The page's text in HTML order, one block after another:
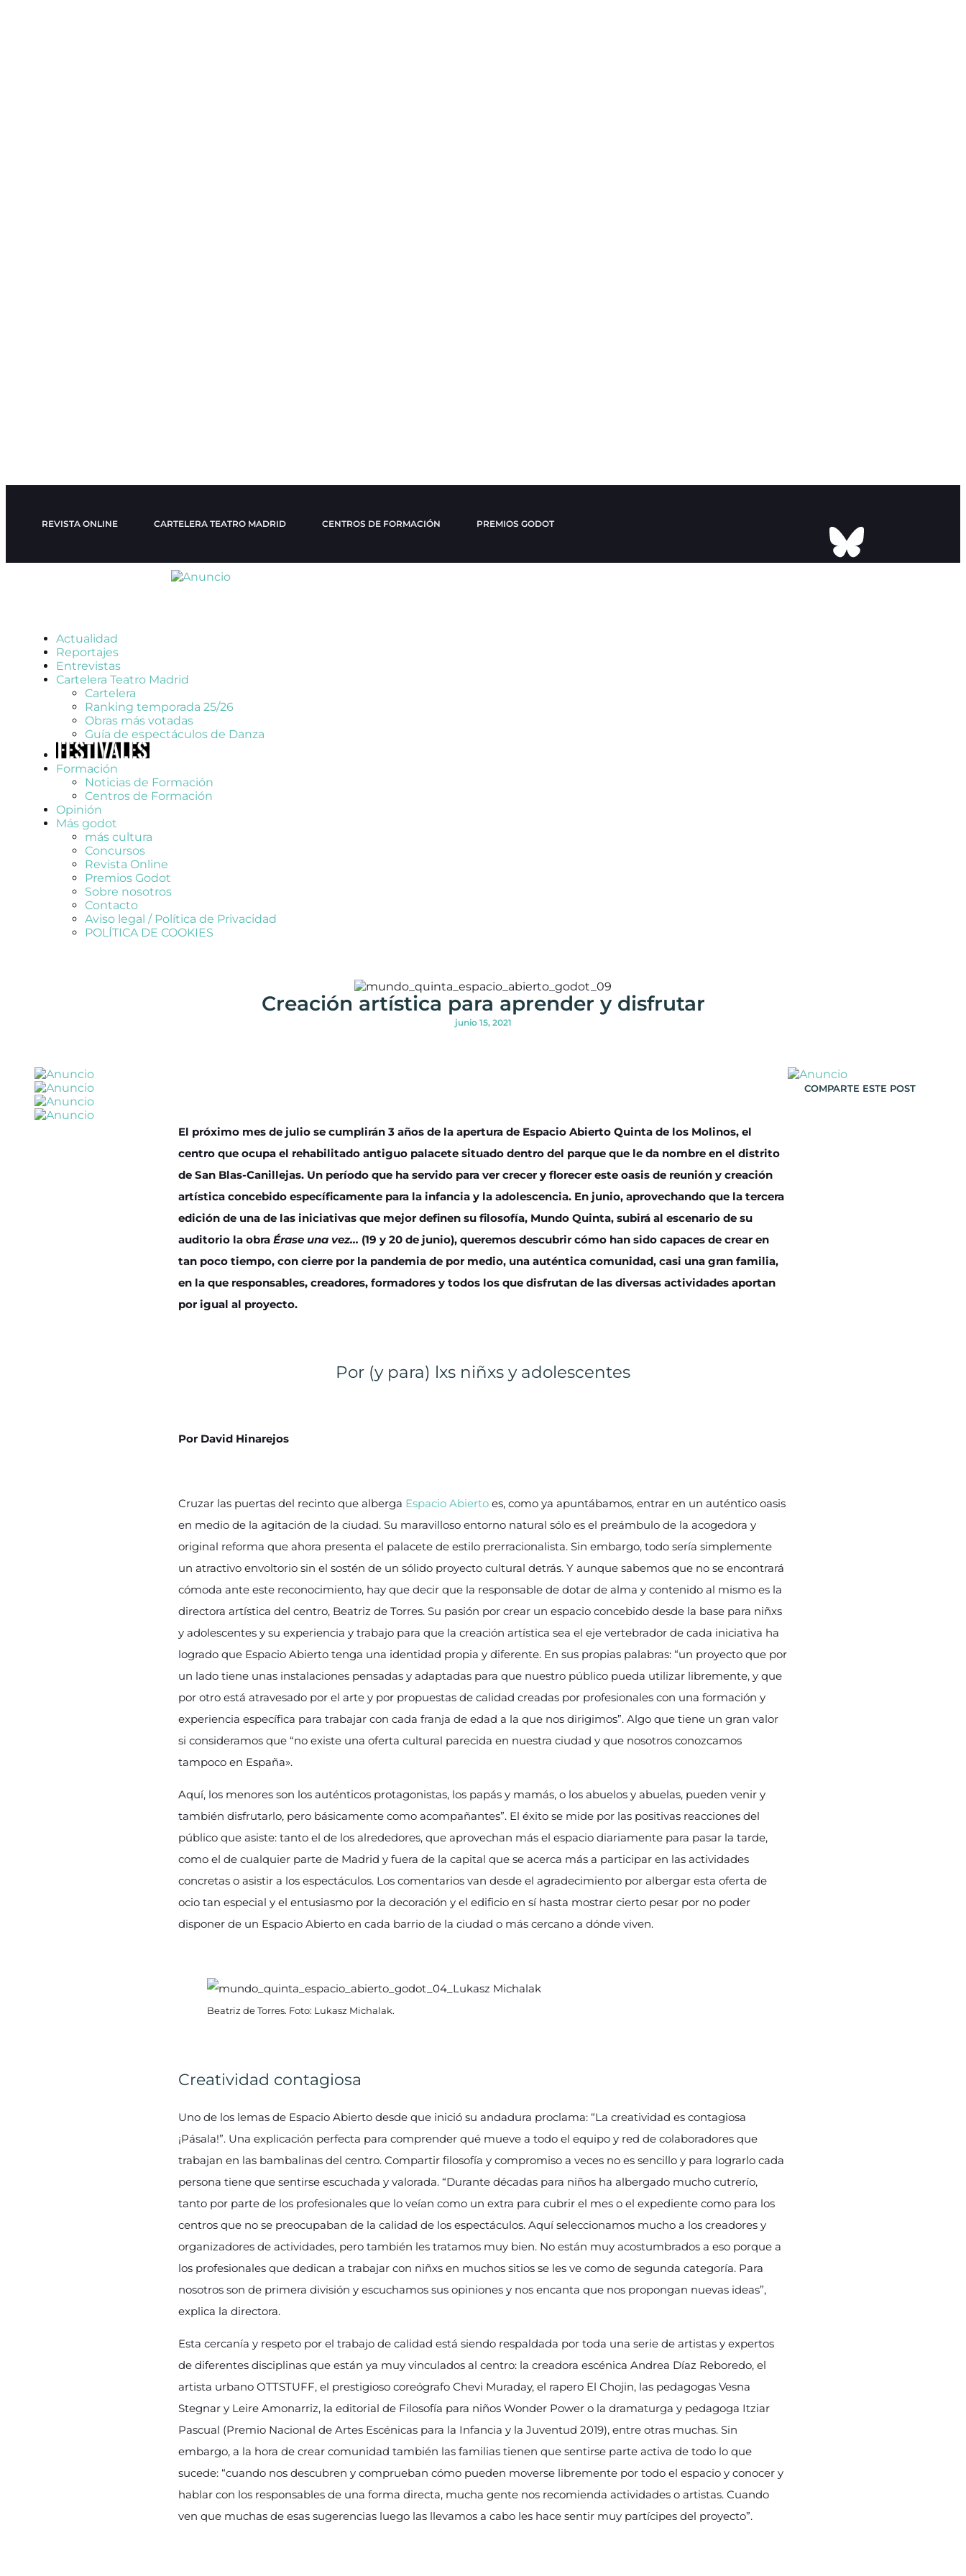
REVISTA ONLINE CARTELERA TEATRO MADRID CENTROS DE FORMACIÓN PREMIOS GODOT
Actualidad
Reportajes
Entrevistas
Cartelera Teatro Madrid
Cartelera
Ranking temporada 25/26
Obras más votadas
Guía de espectáculos de Danza
Formación
Noticias de Formación
Centros de Formación
Opinión
Más godot
más cultura
Concursos
Revista Online
Premios Godot
Sobre nosotros
Contacto
Aviso legal / Política de Privacidad
POLÍTICA DE COOKIES
Creación artística para aprender y disfrutar
junio 15, 2021
El próximo mes de julio se cumplirán 3 años de la apertura de Espacio Abierto Quinta de los Molinos, el
centro que ocupa el rehabilitado antiguo palacete situado dentro del parque que le da nombre en el distrito
de San Blas-Canillejas. Un período que ha servido para ver crecer y florecer este oasis de reunión y creación
artística concebido específicamente para la infancia y la adolescencia. En junio, aprovechando que la tercera
edición de una de las iniciativas que mejor definen su filosofía, Mundo Quinta, subirá al escenario de su
auditorio la obra Érase una vez… (19 y 20 de junio), queremos descubrir cómo han sido capaces de crear en
tan poco tiempo, con cierre por la pandemia de por medio, una auténtica comunidad, casi una gran familia,
en la que responsables, creadores, formadores y todos los que disfrutan de las diversas actividades aportan
por igual al proyecto.
Por (y para) lxs niñxs y adolescentes
Por David Hinarejos
Cruzar las puertas del recinto que alberga Espacio Abierto es, como ya apuntábamos, entrar en un auténtico oasis
en medio de la agitación de la ciudad. Su maravilloso entorno natural sólo es el preámbulo de la acogedora y
original reforma que ahora presenta el palacete de estilo prerracionalista. Sin embargo, todo sería simplemente
un atractivo envoltorio sin el sostén de un sólido proyecto cultural detrás. Y aunque sabemos que no se encontrará
cómoda ante este reconocimiento, hay que decir que la responsable de dotar de alma y contenido al mismo es la
directora artística del centro, Beatriz de Torres. Su pasión por crear un espacio concebido desde la base para niñxs
y adolescentes y su experiencia y trabajo para que la creación artística sea el eje vertebrador de cada iniciativa ha
logrado que Espacio Abierto tenga una identidad propia y diferente. En sus propias palabras: “un proyecto que por
un lado tiene unas instalaciones pensadas y adaptadas para que nuestro público pueda utilizar libremente, y que
por otro está atravesado por el arte y por propuestas de calidad creadas por profesionales con una formación y
experiencia específica para trabajar con cada franja de edad a la que nos dirigimos”. Algo que tiene un gran valor
si consideramos que “no existe una oferta cultural parecida en nuestra ciudad y que nosotros conozcamos
tampoco en España».
Aquí, los menores son los auténticos protagonistas, los papás y mamás, o los abuelos y abuelas, pueden venir y
también disfrutarlo, pero básicamente como acompañantes”. El éxito se mide por las positivas reacciones del
público que asiste: tanto el de los alrededores, que aprovechan más el espacio diariamente para pasar la tarde,
como el de cualquier parte de Madrid y fuera de la capital que se acerca más a participar en las actividades
concretas o asistir a los espectáculos. Los comentarios van desde el agradecimiento por albergar esta oferta de
ocio tan especial y el entusiasmo por la decoración y el edificio en sí hasta mostrar cierto pesar por no poder
disponer de un Espacio Abierto en cada barrio de la ciudad o más cercano a dónde viven.
Beatriz de Torres. Foto: Lukasz Michalak.
Creatividad contagiosa
Uno de los lemas de Espacio Abierto desde que inició su andadura proclama: “La creatividad es contagiosa
¡Pásala!”. Una explicación perfecta para comprender qué mueve a todo el equipo y red de colaboradores que
trabajan en las bambalinas del centro. Compartir filosofía y compromiso a veces no es sencillo y para lograrlo cada
persona tiene que sentirse escuchada y valorada. “Durante décadas para niños ha albergado mucho cutrerío,
tanto por parte de los profesionales que lo veían como un extra para cubrir el mes o el expediente como para los
centros que no se preocupaban de la calidad de los espectáculos. Aquí seleccionamos mucho a los creadores y
organizadores de actividades, pero también les tratamos muy bien. No están muy acostumbrados a eso porque a
los profesionales que dedican a trabajar con niñxs en muchos sitios se les ve como de segunda categoría. Para
nosotros son de primera división y escuchamos sus opiniones y nos encanta que nos propongan nuevas ideas”,
explica la directora.
Esta cercanía y respeto por el trabajo de calidad está siendo respaldada por toda una serie de artistas y expertos
de diferentes disciplinas que están ya muy vinculados al centro: la creadora escénica Andrea Díaz Reboredo, el
artista urbano OTTSTUFF, el prestigioso coreógrafo Chevi Muraday, el rapero El Chojin, las pedagogas Vesna
Stegnar y Leire Amonarriz, la editorial de Filosofía para niños Wonder Power o la dramaturga y pedagoga Itziar
Pascual (Premio Nacional de Artes Escénicas para la Infancia y la Juventud 2019), entre otras muchas. Sin
embargo, a la hora de crear comunidad también las familias tienen que sentirse parte activa de todo lo que
sucede: “cuando nos descubren y comprueban cómo pueden moverse libremente por todo el espacio y conocer y
hablar con los responsables de una forma directa, mucha gente nos recomienda actividades o artistas. Cuando
ven que muchas de esas sugerencias luego las llevamos a cabo les hace sentir muy partícipes del proyecto”.
COMPARTE ESTE POST